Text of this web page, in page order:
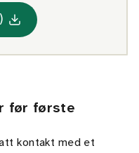
Med statistikk om
før første
kontakt med et